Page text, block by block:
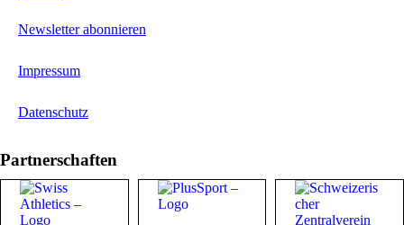
Newsletter abonnieren
Impressum
Datenschutz
Partnerschaften